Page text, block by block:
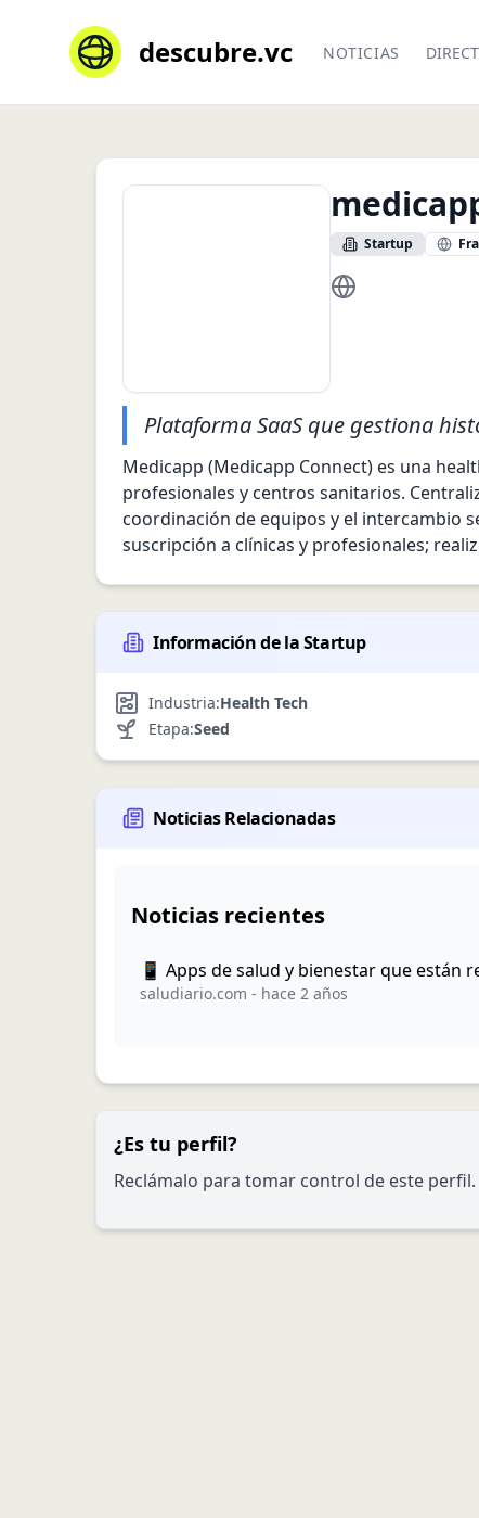
descubre.vc NOTICIAS
Startup
https://
Plataforma SaaS que gestiona
Medicapp (Medicapp Connect) es una
profesionales y centros sanitarios.
coordinación de equipos y el intercambio
suscripción a clínicas y profesionales;
Información de la Startup
Industria:Health Tech
Etapa:Seed
Noticias Relacionadas
Noticias recientes
📱 Apps de salud y bienestar que están
saludiario.com - hace 2 años
¿Es tu perfil?
Reclámalo para tomar control de este perfil.